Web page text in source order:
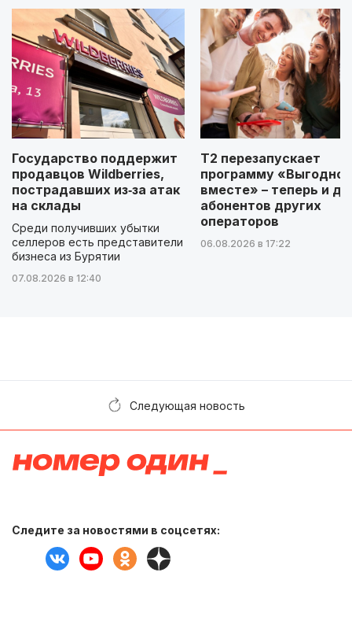
Государство поддержит
продавцов Wildberries,
пострадавших из‑за атак
на склады
Среди получивших убытки
селлеров есть представители
бизнеса из Бурятии
07.08.2026 в 12:40
Т2 перезапускает
программу «Выгодно
вместе» – теперь и
абонентов других
операторов
06.08.2026 в 17:22
Следующая новость
Следите за новостями в соцсетях: